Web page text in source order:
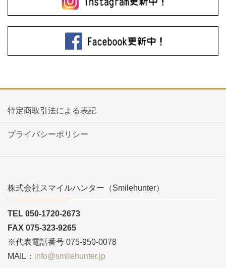
特定商取引法による表記
プライバシーポリシー
株式会社スマイルハンター（Smilehunter）
TEL 050-1720-2673
FAX 075-323-9265
※代表電話番号 075-950-0078
MAIL： info@smilehunter.jp